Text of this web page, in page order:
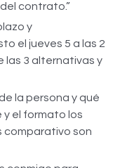
contrato.”
y
el jueves 5 a las 2
las 3 alternativas y
la persona y qué
y el formato los
comparativo son